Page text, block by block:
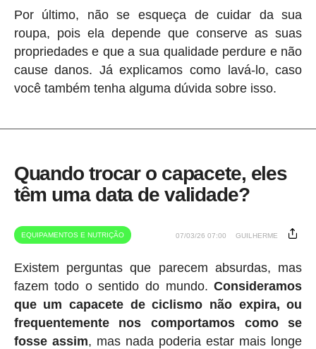
Por último, não se esqueça de cuidar da sua
roupa, pois ela depende que conserve as suas
propriedades e que a sua qualidade perdure e não
cause danos. Já explicamos como lavá-lo, caso
você também tenha alguma dúvida sobre isso.
Quando trocar o capacete, eles
têm uma data de validade?
EQUIPAMENTOS E NUTRIÇÃO 07/03/26 07:00 GUILHERME
Existem perguntas que parecem absurdas, mas
fazem todo o sentido do mundo.Consideramos
que um capacete de ciclismo não expira, ou
frequentemente nos comportamos como se
fosse assim, mas nada poderia estar mais longe